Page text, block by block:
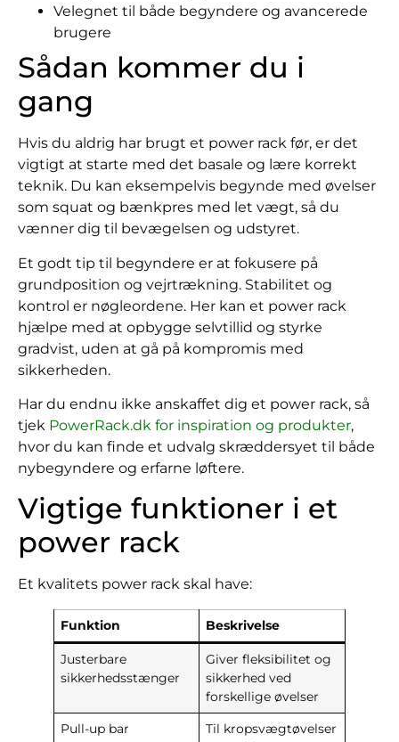
Velegnet til både begyndere og avancerede
brugere
Sådan kommer du i
gang
Hvis du aldrig har brugt et power rack før, er det
vigtigt at starte med det basale og lære korrekt
teknik. Du kan eksempelvis begynde med øvelser
som squat og bænkpres med let vægt, så du
vænner dig til bevægelsen og udstyret.
Et godt tip til begyndere er at fokusere på
grundposition og vejrtrækning. Stabilitet og
kontrol er nøgleordene. Her kan et power rack
hjælpe med at opbygge selvtillid og styrke
gradvist, uden at gå på kompromis med
sikkerheden.
Har du endnu ikke anskaffet dig et power rack, så
tjek PowerRack.dk for inspiration og produkter,
hvor du kan finde et udvalg skræddersyet til både
nybegyndere og erfarne løftere.
Vigtige funktioner i et
power rack
Et kvalitets power rack skal have:
Funktion Beskrivelse
Justerbare
sikkerhedsstænger
Giver fleksibilitet og
sikkerhed ved
forskellige øvelser
Pull-up bar
Til kropsvægtøvelser